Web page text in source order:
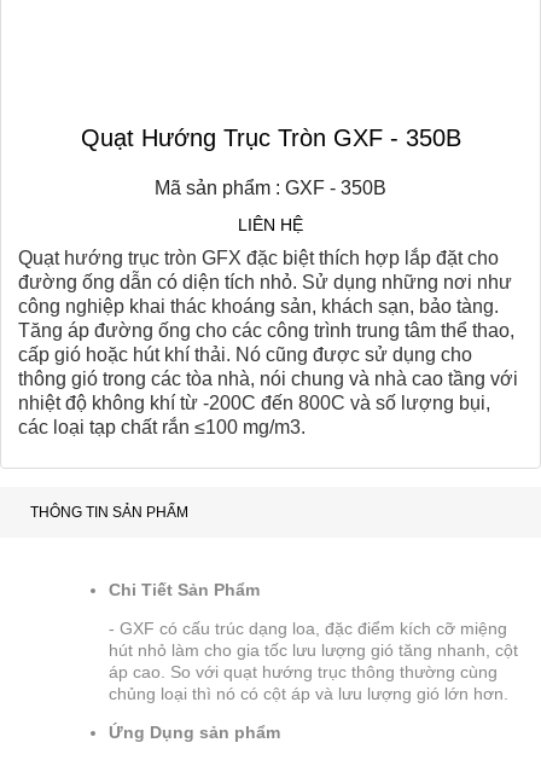
Quạt Hướng Trục Tròn GXF - 350B
Mã sản phẩm : GXF - 350B
LIÊN HỆ
Quạt hướng trục tròn GFX đặc biệt thích hợp lắp đặt cho
đường ống dẫn có diện tích nhỏ. Sử dụng những nơi như
công nghiệp khai thác khoáng sản, khách sạn, bảo tàng.
Tăng áp đường ống cho các công trình trung tâm thể thao,
cấp gió hoặc hút khí thải. Nó cũng được sử dụng cho
thông gió trong các tòa nhà, nói chung và nhà cao tầng với
nhiệt độ không khí từ -200C đến 800C và số lượng bụi,
các loại tạp chất rắn ≤100 mg/m3.
THÔNG TIN SẢN PHẨM
Chi Tiết Sản Phẩm
- GXF có cấu trúc dạng loa, đặc điểm kích cỡ miệng
hút nhỏ làm cho gia tốc lưu lượng gió tăng nhanh, cột
áp cao. So với quạt hướng trục thông thường cùng
chủng loại thì nó có cột áp và lưu lượng gió lớn hơn.
Ứng Dụng sản phẩm